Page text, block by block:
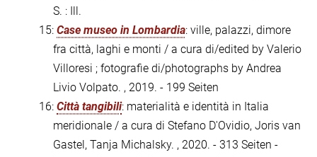
S. : Ill.
15: Case museo in Lombardia: ville, palazzi, dimore
fra città, laghi e monti / a cura di/edited by Valerio
Villoresi ; fotografie di/photographs by Andrea
Livio Volpato. , 2019. - 199 Seiten
16: Città tangibili: materialità e identità in Italia
meridionale / a cura di Stefano D'Ovidio, Joris van
Gastel, Tanja Michalsky. , 2020. - 313 Seiten -